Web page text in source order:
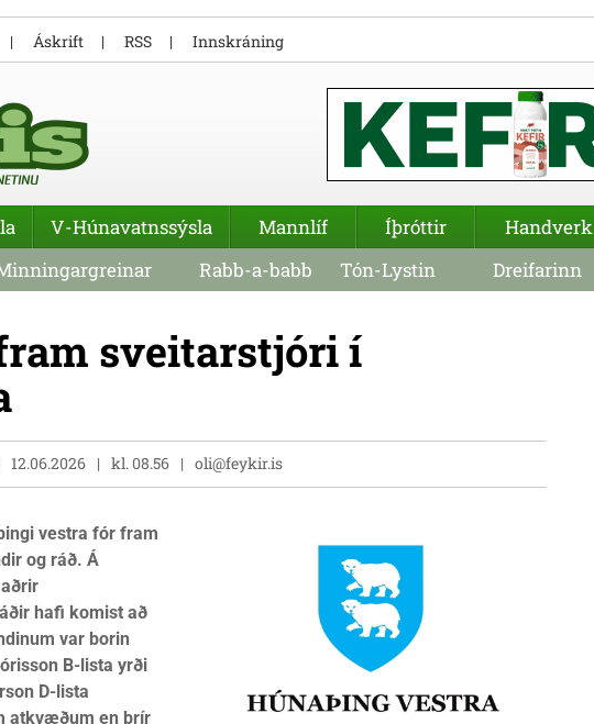
sveitarstjóri í
12.06.2026 kl. 08.56 oli@feykir.is
vestra fór fram
og ráð. Á
hafi komist að
var borin
B-lista yrði
D-lista
atkvæðum en þrír
Áskrift RSS Innskráning
V-Húnavatnssýsla Mannlíf Íþróttir Handverk
Rabb-a-babb Tón-Lystin Dreifarinn